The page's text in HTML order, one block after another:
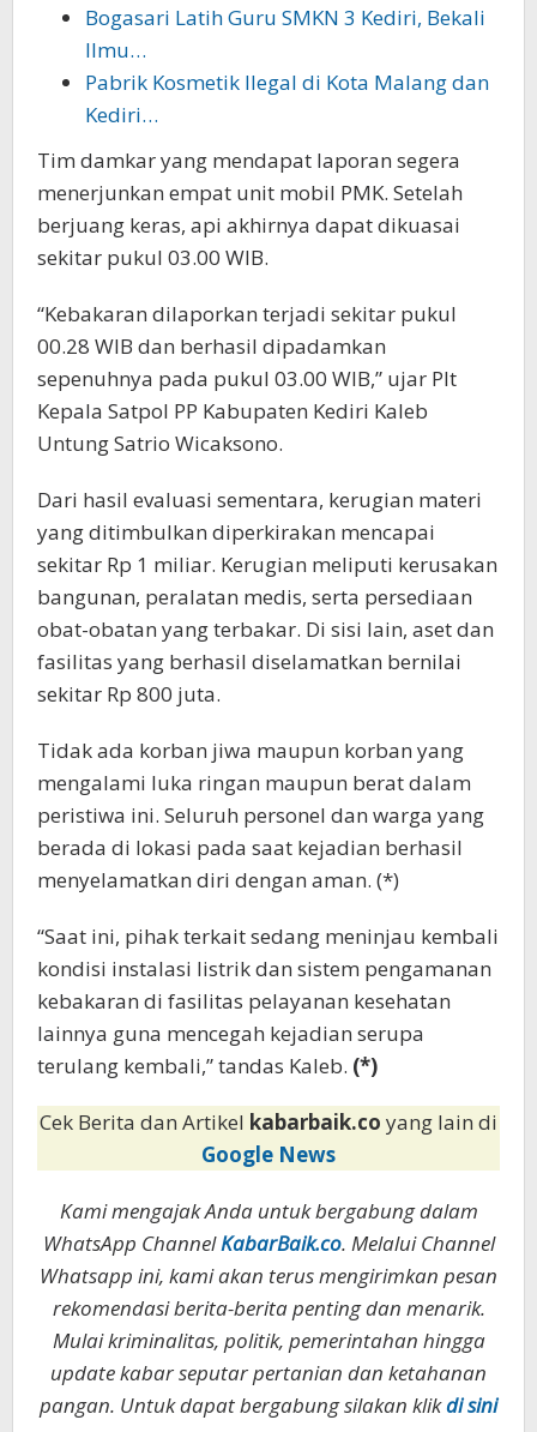
Bogasari Latih Guru SMKN 3 Kediri, Bekali
Ilmu…
Pabrik Kosmetik Ilegal di Kota Malang dan
Kediri…
Tim damkar yang mendapat laporan segera
menerjunkan empat unit mobil PMK. Setelah
berjuang keras, api akhirnya dapat dikuasai
sekitar pukul 03.00 WIB.
“Kebakaran dilaporkan terjadi sekitar pukul
00.28 WIB dan berhasil dipadamkan
sepenuhnya pada pukul 03.00 WIB,” ujar Plt
Kepala Satpol PP Kabupaten Kediri Kaleb
Untung Satrio Wicaksono.
Dari hasil evaluasi sementara, kerugian materi
yang ditimbulkan diperkirakan mencapai
sekitar Rp 1 miliar. Kerugian meliputi kerusakan
bangunan, peralatan medis, serta persediaan
obat-obatan yang terbakar. Di sisi lain, aset dan
fasilitas yang berhasil diselamatkan bernilai
sekitar Rp 800 juta.
Tidak ada korban jiwa maupun korban yang
mengalami luka ringan maupun berat dalam
peristiwa ini. Seluruh personel dan warga yang
berada di lokasi pada saat kejadian berhasil
menyelamatkan diri dengan aman. (*)
“Saat ini, pihak terkait sedang meninjau kembali
kondisi instalasi listrik dan sistem pengamanan
kebakaran di fasilitas pelayanan kesehatan
lainnya guna mencegah kejadian serupa
terulang kembali,” tandas Kaleb. (*)
Cek Berita dan Artikel kabarbaik.co yang lain di
Google News
Kami mengajak Anda untuk bergabung dalam
WhatsApp ChannelKabarBaik.co. Melalui Channel
Whatsapp ini, kami akan terus mengirimkan pesan
rekomendasi berita-berita penting dan menarik.
Mulai kriminalitas, politik, pemerintahan hingga
update kabar seputar pertanian dan ketahanan
pangan. Untuk dapat bergabung silakan klikdi sini